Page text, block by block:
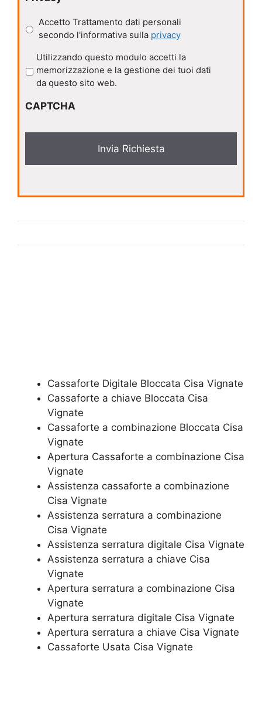
Accetto Trattamento dati personali
secondo l'informativa sulla privacy
r
a
y
Utilizzando questo modulo accetti la
memorizzazione e la gestione dei tuoi dati
da questo sito web.
CAPTCHA
Cassaforte Digitale Bloccata​ Cisa Vignate
Cassaforte a chiave Bloccata​ Cisa
Vignate
Cassaforte a combinazione Bloccata​ Cisa
Vignate
​Apertura Cassaforte a combinazione​ Cisa
Vignate
Assistenza cassaforte a combinazione​
Cisa Vignate
​Assistenza serratura​ ​a combinazione​
Cisa Vignate
Assistenza serratura ​digitale​ Cisa Vignate
Assistenza serratura ​a chiave​ Cisa
Vignate
​Apertura serratura​ ​a combinazione​ Cisa
Vignate
Apertura serratura​ ​digitale​ Cisa Vignate
​Apertura serratura​ ​a chiave​ Cisa Vignate
​Cassaforte Usata​ Cisa Vignate